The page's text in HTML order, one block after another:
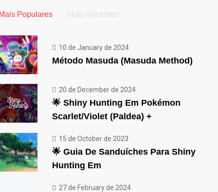
Populares Mais Recentes
10 de January de 2024
Método Masuda (Masuda Method)
20 de December de 2024
🌟 Shiny Hunting Em Pokémon
Scarlet/Violet (Paldea) +
15 de October de 2023
🌟 Guia De Sanduíches Para Shiny
Hunting Em
27 de February de 2024